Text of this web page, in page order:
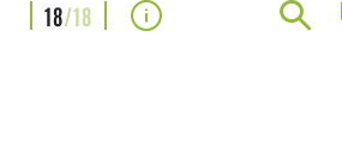
18/18